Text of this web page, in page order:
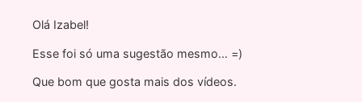
Olá Izabel!
Esse foi só uma sugestão mesmo… =)
Que bom que gosta mais dos vídeos.